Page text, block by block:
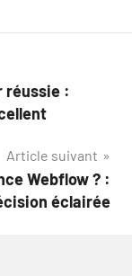
réussie :
Article suivant
Webflow ? :
éclairée